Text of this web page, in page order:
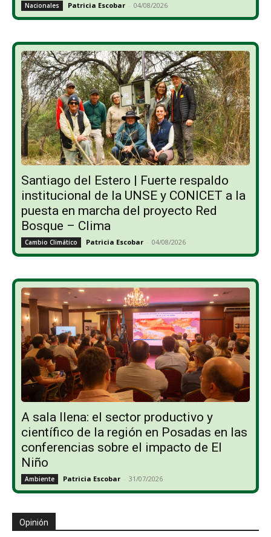
Nacionales Patricia Escobar - 04/08/2026
Santiago del Estero | Fuerte respaldo
institucional de la UNSE y CONICET a la
puesta en marcha del proyecto Red
Bosque – Clima
Cambio Climático Patricia Escobar - 04/08/2026
A sala llena: el sector productivo y
científico de la región en Posadas en las
conferencias sobre el impacto de El
Niño
Ambiente Patricia Escobar - 31/07/2026
Opinión